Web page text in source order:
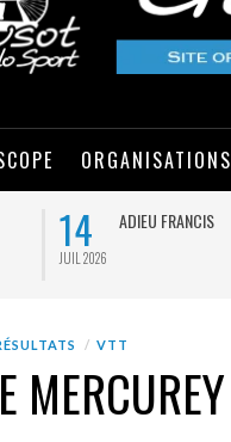
ORGANISATIONS
14
JUIL 2026
ADIEU FRANCIS
VTT
MERCUREY